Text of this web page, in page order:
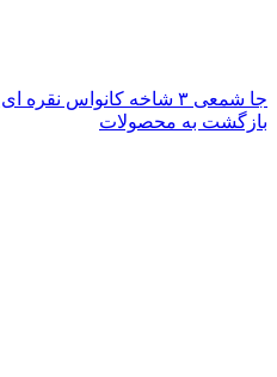
جا شمعی ۳ شاخه کانواس نقره ای
بازگشت به محصولات